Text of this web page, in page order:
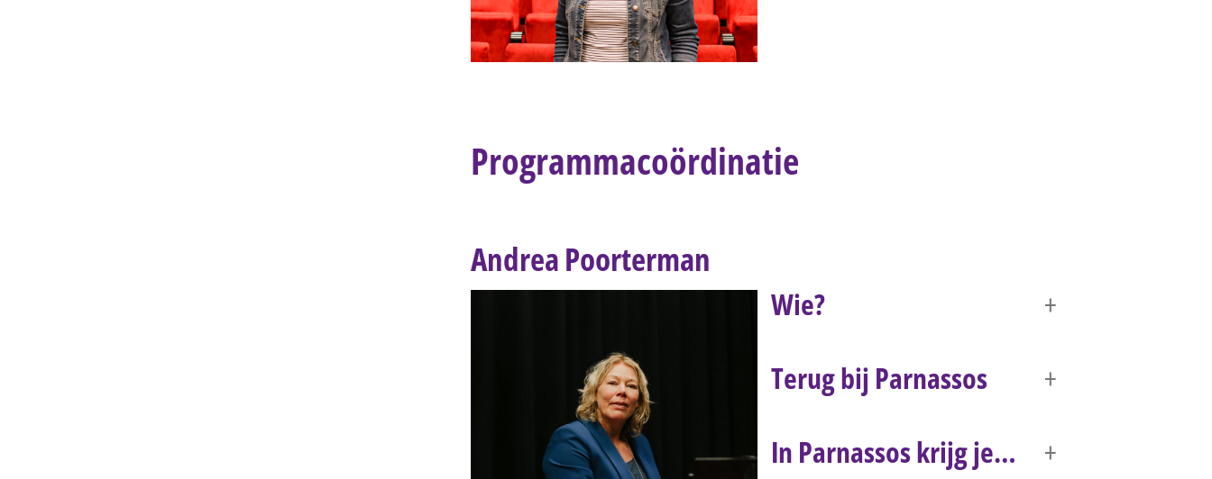
Programmacoördinatie
Andrea Poorterman
Wie?
Terug bij Parnassos
In Parnassos krijg je…